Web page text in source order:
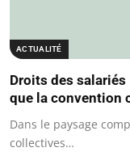
ACTUALITÉ
Droits des salariés
que la convention
Dans le paysage
collectives…